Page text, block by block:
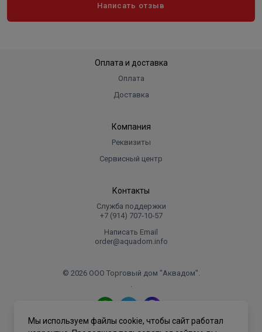
Написать отзыв
Оплата и доставка
Оплата
Доставка
Компания
Реквизиты
Сервисный центр
Контакты
Служба поддержки
+7 (914) 707‑10‑57
Написать Email
order@aquadom.info
© 2026 ООО Торговый дом "Аквадом".
.
Политика конфиденциальности
Мы используем файлы cookie, чтобы сайт работал